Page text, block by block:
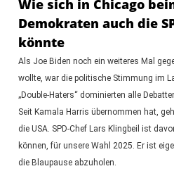
Wie sich in Chicago
Demokraten auch die
könnte
Als Joe Biden noch ein weiteres Mal
wollte, war die politische Stimmung im
„Double-Haters“ dominierten alle
Seit Kamala Harris übernommen hat,
die USA. SPD-Chef Lars Klingbeil ist
können, für unsere Wahl 2025. Er ist
die Blaupause abzuholen.